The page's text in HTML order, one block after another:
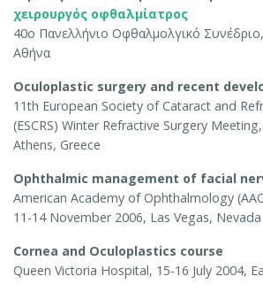
χειρουργός οφθαλμίατρος
40ο Πανελλήνιο Οφθαλμολγικό
Αθήνα
Oculoplastic surgery and recent
11th European Society of Cataract and
(ESCRS) Winter Refractive Surgery
Athens, Greece
Ophthalmic management of facial
American Academy of Ophthalmology
11-14 November 2006, Las Vegas, Nevada
Cornea and Oculoplastics course
Queen Victoria Hospital, 15-16 July 2004,